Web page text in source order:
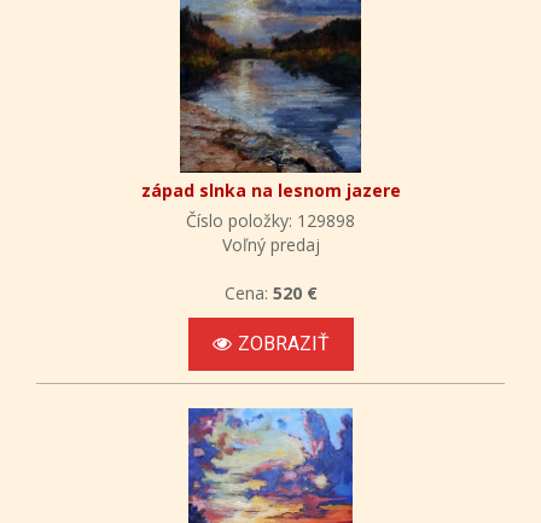
západ slnka na lesnom jazere
Číslo položky: 129898
Voľný predaj
Cena: 520 €
ZOBRAZIŤ